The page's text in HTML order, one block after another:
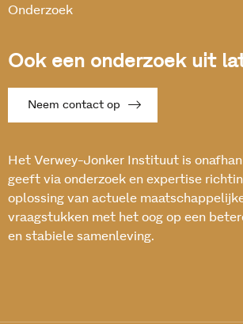
Onderzoek
Ook een onderzoek uit
Neem contact op
Het Verwey-Jonker Instituut is
geeft via onderzoek en expertise
oplossing van actuele
vraagstukken met het oog op een
en stabiele samenleving.